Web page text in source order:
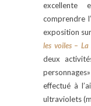
excellente
comprendre
exposition
les voiles –
deux
effectué à
ultraviolets